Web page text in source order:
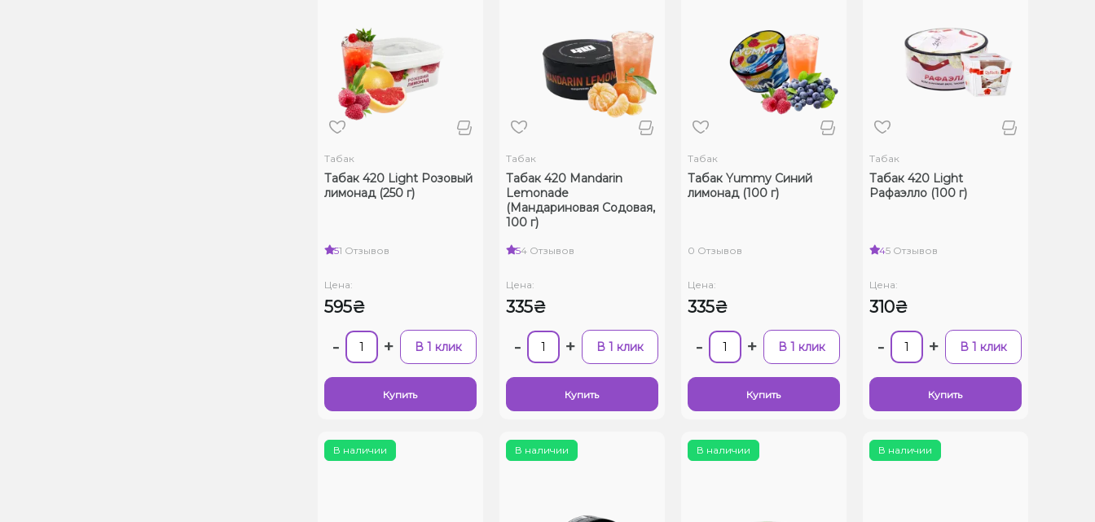
Табак
Табак 420 Light Розовый
лимонад (250 г)
51 Отзывов
Цена:
595₴
- + В 1 клик
Купить
Табак
Табак 420 Mandarin
Lemonade
(Мандариновая Содовая,
100 г)
54 Отзывов
Цена:
335₴
- + В 1 клик
Купить
Табак
Табак Yummy Синий
лимонад (100 г)
0 Отзывов
Цена:
335₴
- + В 1 клик
Купить
Табак
Табак 420 Light
Рафаэлло (100 г)
45 Отзывов
Цена:
310₴
- + В 1 клик
Купить
В наличии В наличии В наличии В наличии